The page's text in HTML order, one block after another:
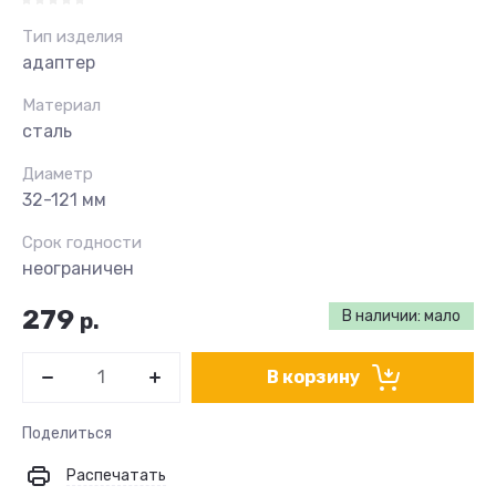
Тип изделия
адаптер
Материал
сталь
Диаметр
32-121 мм
Срок годности
неограничен
В наличии: мало
279 р.
В корзину
Поделиться
Распечатать